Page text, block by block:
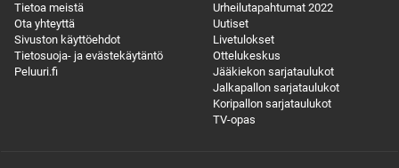
Tietoa meistä
Ota yhteyttä
Sivuston käyttöehdot
Tietosuoja- ja evästekäytäntö
Peluuri.fi
Urheilutapahtumat 2022
Uutiset
Livetulokset
Ottelukeskus
Jääkiekon sarjataulukot
Jalkapallon sarjataulukot
Koripallon sarjataulukot
TV-opas